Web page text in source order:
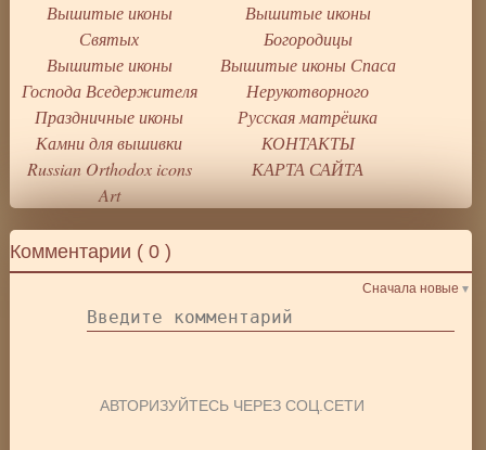
Комментарии (0 )
Сначала новые
АВТОРИЗУЙТЕСЬ ЧЕРЕЗ СОЦ.СЕТИ
Вышитые иконы
Святых
Вышитые иконы
Богородицы
Вышитые иконы
Господа Вседержителя
Вышитые иконы Спаса
Нерукотворного
Праздничные иконы
Русская матрёшка
Камни для вышивки
КОНТАКТЫ
Russian Orthodox icons
Art
КАРТА САЙТА